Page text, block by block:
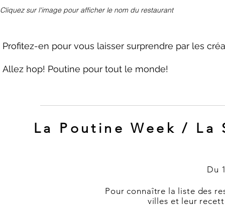
Cliquez sur l'image pour afficher le nom du restaurant
Profitez-en pour vous laisser surprendre par les
Allez hop! Poutine pour tout le monde!
La Poutine Week / La
Du
Pour connaître la liste des
villes et leur